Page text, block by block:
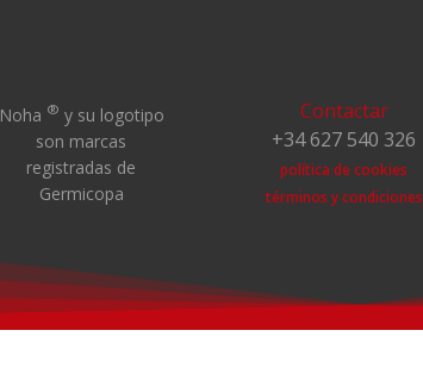
Noha ® y su logotipo
son marcas
registradas de
Germicopa
Contactar
+34 627 540 326
política de cookies
términos y condiciones